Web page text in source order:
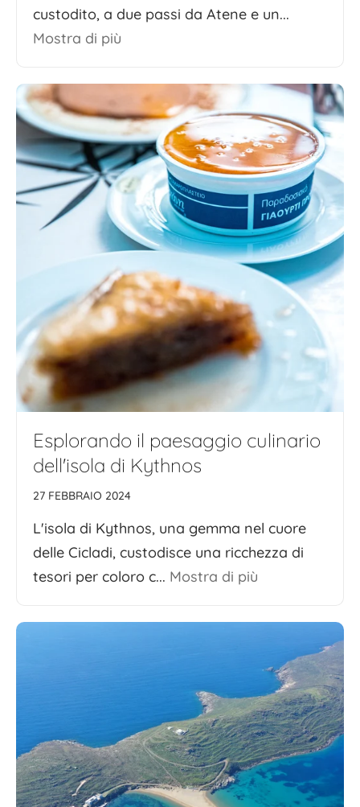
custodito, a due passi da Atene e un...
Mostra di più
Esplorando il paesaggio culinario
dell'isola di Kythnos
27 FEBBRAIO 2024
L'isola di Kythnos, una gemma nel cuore
delle Cicladi, custodisce una ricchezza di
tesori per coloro c... Mostra di più